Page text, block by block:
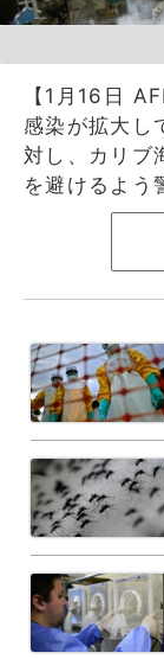
【1月16日
感染が拡大し
対し、カリブ
を避けるよう